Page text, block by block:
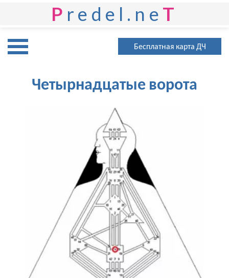
P redel.ne T
Бесплатная карта ДЧ
Четырнадцатые ворота